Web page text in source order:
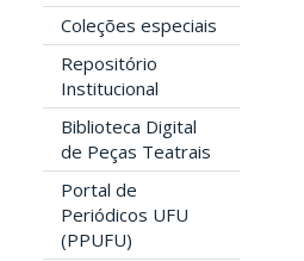
Coleções especiais
Repositório
Institucional
Biblioteca Digital
de Peças Teatrais
Portal de
Periódicos UFU
(PPUFU)